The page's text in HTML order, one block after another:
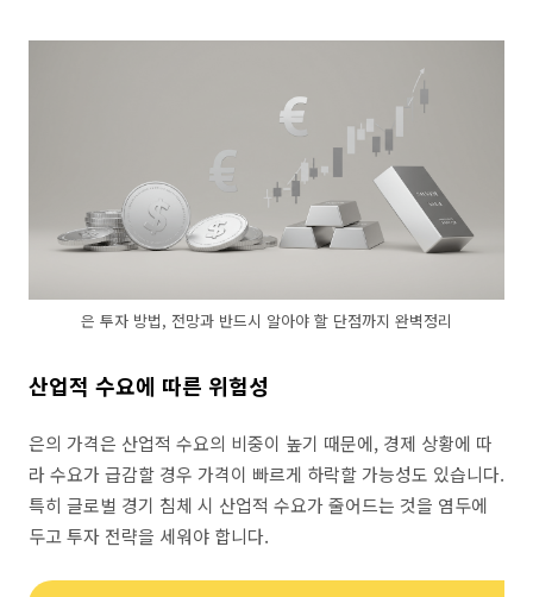
은 투자 방법, 전망과 반드시 알아야 할 단점까지 완벽정리
산업적 수요에 따른 위험성
은의 가격은 산업적 수요의 비중이 높기 때문에, 경제 상황에 따
라 수요가 급감할 경우 가격이 빠르게 하락할 가능성도 있습니다.
특히 글로벌 경기 침체 시 산업적 수요가 줄어드는 것을 염두에
두고 투자 전략을 세워야 합니다.